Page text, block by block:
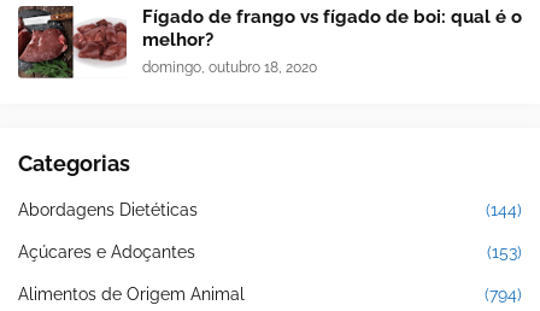
Fígado de frango vs fígado de boi: qual é o
melhor?
domingo, outubro 18, 2020
Categorias
Abordagens Dietéticas (144)
Açúcares e Adoçantes (153)
Alimentos de Origem Animal (794)